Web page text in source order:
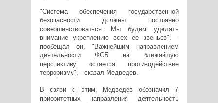
"Система обеспечения государственной
безопасности должны постоянно
совершенствоваться. Мы будем уделять
внимание укреплению всех ее звеньев", -
пообещал он. "Важнейшим направлением
деятельности ФСБ на ближайшую
перспективу остается противодействие
терроризму", - сказал Медведев.
В связи с этим, Медведев обозначил 7
приоритетных направления деятельность